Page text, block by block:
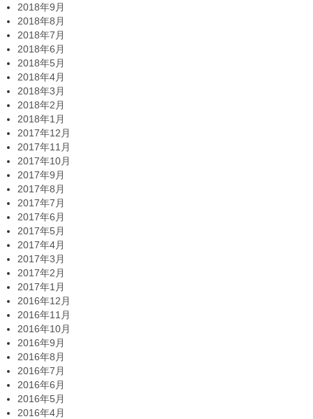
2018年9月
2018年8月
2018年7月
2018年6月
2018年5月
2018年4月
2018年3月
2018年2月
2018年1月
2017年12月
2017年11月
2017年10月
2017年9月
2017年8月
2017年7月
2017年6月
2017年5月
2017年4月
2017年3月
2017年2月
2017年1月
2016年12月
2016年11月
2016年10月
2016年9月
2016年8月
2016年7月
2016年6月
2016年5月
2016年4月